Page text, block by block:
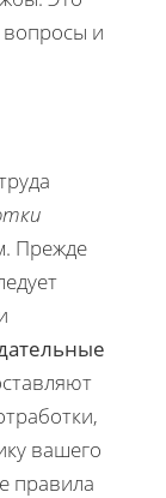
и
Прежде
вашего
правила